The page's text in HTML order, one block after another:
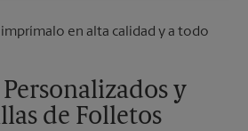
PM
PM
PM
PM
y
de Folletos